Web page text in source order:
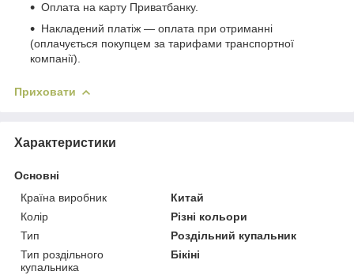
Оплата на карту Приватбанку.
Накладений платіж ― оплата при отриманні
(оплачується покупцем за тарифами транспортної
компанії).
Приховати
Характеристики
Основні
Країна виробник
Китай
Колір
Різні кольори
Тип
Роздільний купальник
Тип роздільного
купальника
Бікіні